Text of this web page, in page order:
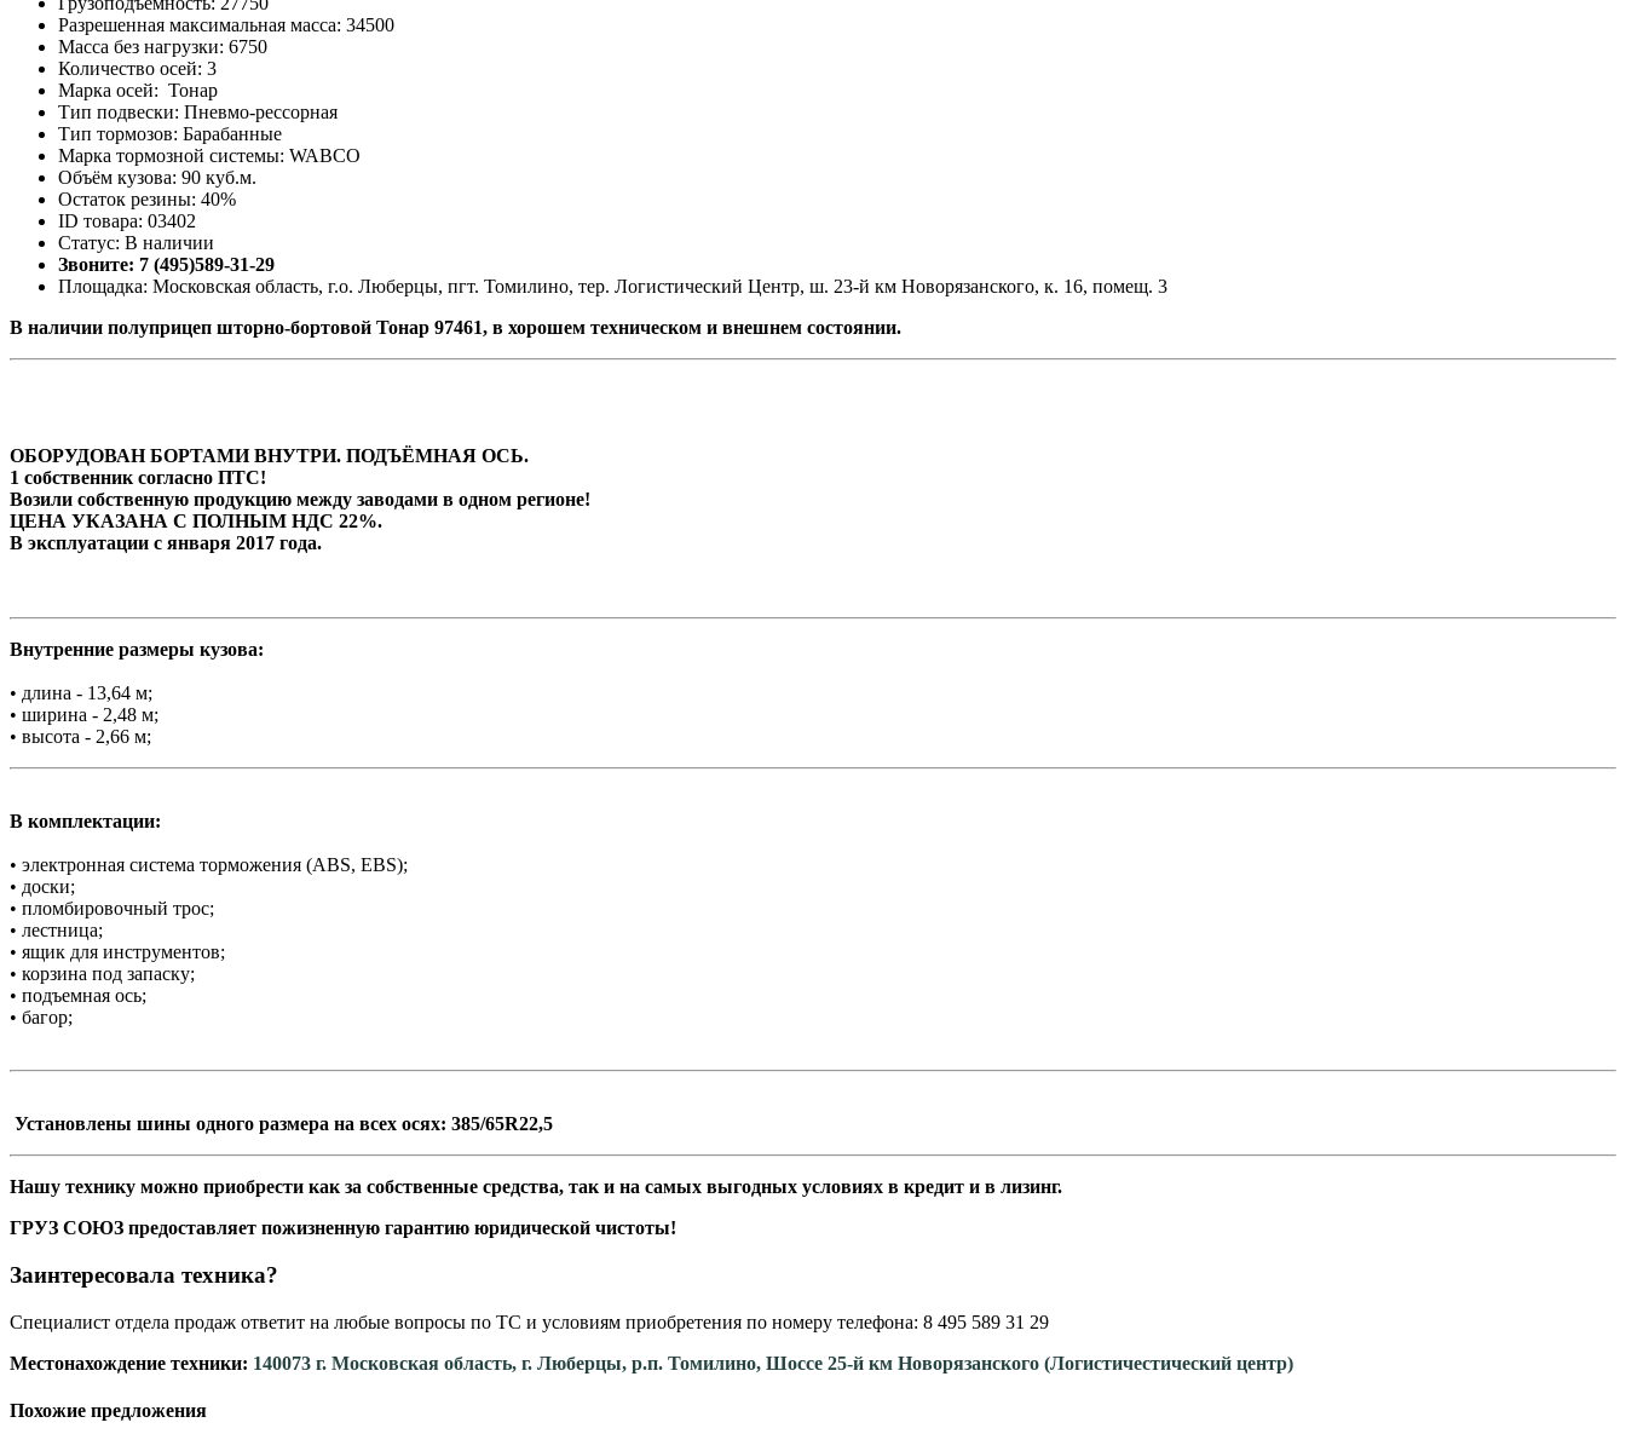
Разрешенная максимальная масса: 34500
Масса без нагрузки: 6750
Количество осей: 3
Марка осей: Тонар
Тип подвески: Пневмо-рессорная
Тип тормозов: Барабанные
Марка тормозной системы: WABCO
Объём кузова: 90 куб.м.
Остаток резины: 40%
ID товара: 03402
Статус: В наличии
Звоните: 7 (495)589-31-29
Площадка: Московская область, г.о. Люберцы, пгт. Томилино, тер. Логистический Центр, ш. 23-й км Новорязанского, к. 16, помещ. 3
В наличии полуприцеп шторно-бортовой Тонар 97461, в хорошем техническом и внешнем состоянии.
ОБОРУДОВАН БОРТАМИ ВНУТРИ. ПОДЪЁМНАЯ ОСЬ.
1 собственник согласно ПТС!
Возили собственную продукцию между заводами в одном регионе!
ЦЕНА УКАЗАНА С ПОЛНЫМ НДС 22%.
В эксплуатации с января 2017 года.
Внутренние размеры кузова:
• длина - 13,64 м;
• ширина - 2,48 м;
• высота - 2,66 м;
В комплектации:
• электронная система торможения (ABS, EBS);
• доски;
• пломбировочный трос;
• лестница;
• ящик для инструментов;
• корзина под запаску;
• подъемная ось;
• багор;
Установлены шины одного размера на всех осях: 385/65R22,5
Нашу технику можно приобрести как за собственные средства, так и на самых выгодных условиях в кредит и в лизинг.
ГРУЗ СОЮЗ предоставляет пожизненную гарантию юридической чистоты!
Заинтересовала техника?
Специалист отдела продаж ответит на любые вопросы по ТС и условиям приобретения по номеру телефона: 8 495 589 31 29
Местонахождение техники: 140073 г. Московская область, г. Люберцы, р.п. Томилино, Шоссе 25-й км Новорязанского (Логистичестический центр)
Похожие предложения